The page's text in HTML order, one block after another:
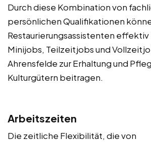
Durch diese Kombination von
persönlichen Qualifikationen
Restaurierungsassistenten
Minijobs, Teilzeitjobs und
Ahrensfelde zur Erhaltung und
Kulturgütern beitragen.
Arbeitszeiten
Die zeitliche Flexibilität, die von